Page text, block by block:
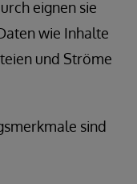
eignen sie
wie Inhalte
und Ströme
sind